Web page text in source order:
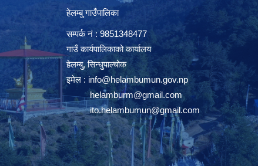
हेलम्बु गाउँपालिका
सम्पर्क नं : 9851348477
गाउँ कार्यपालिकाको कार्यालय
हेलम्बु, सिन्धुपाल्चोक
इमेल : info@helambumun.gov.np
helamburm@gmail.com
ito.helambumun@gmail.com